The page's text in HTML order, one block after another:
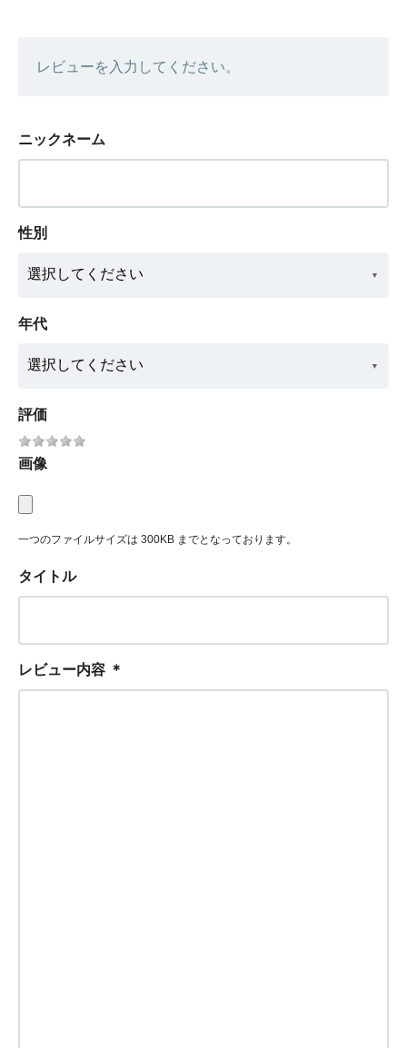
レビューを入力してください。
ニックネーム
性別
年代
評価
画像
一つのファイルサイズは 300KB までとなっております。
タイトル
レビュー内容 ＊